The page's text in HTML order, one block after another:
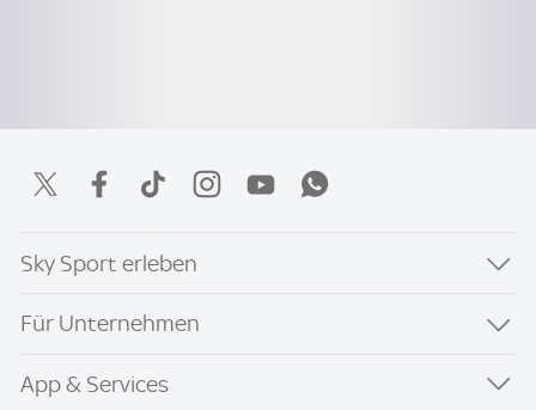
Sky Sport erleben
Für Unternehmen
App & Services